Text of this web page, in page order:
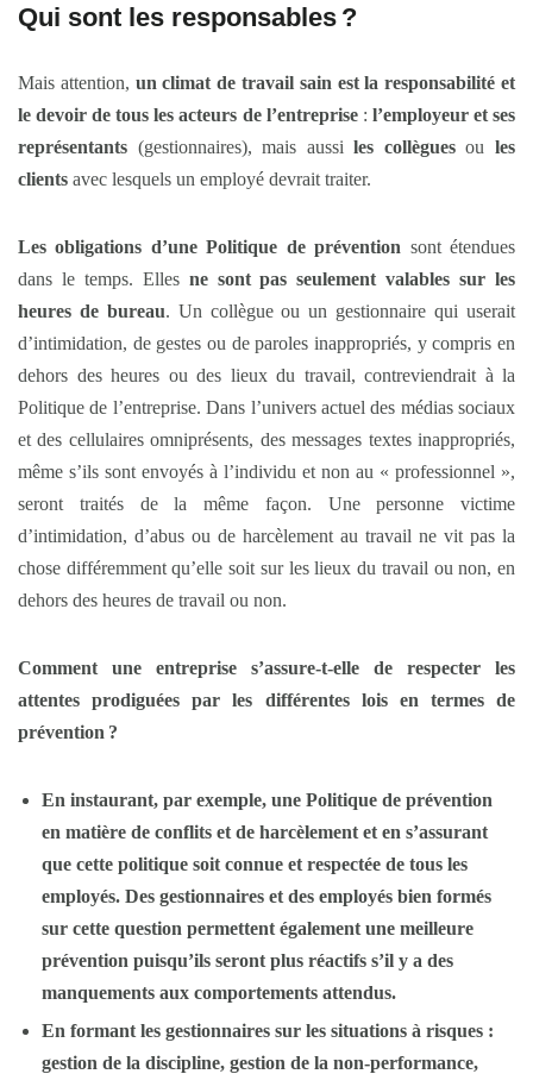
Qui sont les responsables ?
Mais attention, un climat de travail sain est la responsabilité et
le devoir de tous les acteurs de l’entreprise: l’employeur et ses
représentants (gestionnaires), mais aussiles collèguesoules
clients avec lesquels un employé devrait traiter.
Les obligations d’une Politique de prévention sont étendues
dans le temps. Elles ne sont pas seulement valables sur les
heures de bureau. Un collègue ou un gestionnaire qui userait
d’intimidation, de gestes ou de paroles inappropriés, y compris en
dehors des heures ou des lieux du travail, contreviendrait à la
Politique de l’entreprise. Dans l’univers actuel des médias sociaux
et des cellulaires omniprésents, des messages textes inappropriés,
même s’ils sont envoyés à l’individu et non au « professionnel »,
seront traités de la même façon. Une personne victime
d’intimidation, d’abus ou de harcèlement au travail ne vit pas la
chose différemment qu’elle soit sur les lieux du travail ou non, en
dehors des heures de travail ou non.
Comment une entreprise s’assure-t-elle de respecter les
attentes prodiguées par les différentes lois en termes de
prévention ?
En instaurant, par exemple, une Politique de prévention
en matière de conflits et de harcèlement et en s’assurant
que cette politique soit connue et respectée de tous les
employés. Des gestionnaires et des employés bien formés
sur cette question permettent également une meilleure
prévention puisqu’ils seront plus réactifs s’il y a des
manquements aux comportements attendus.
En formant les gestionnaires sur les situations à risques :
gestion de la discipline, gestion de la non-performance,